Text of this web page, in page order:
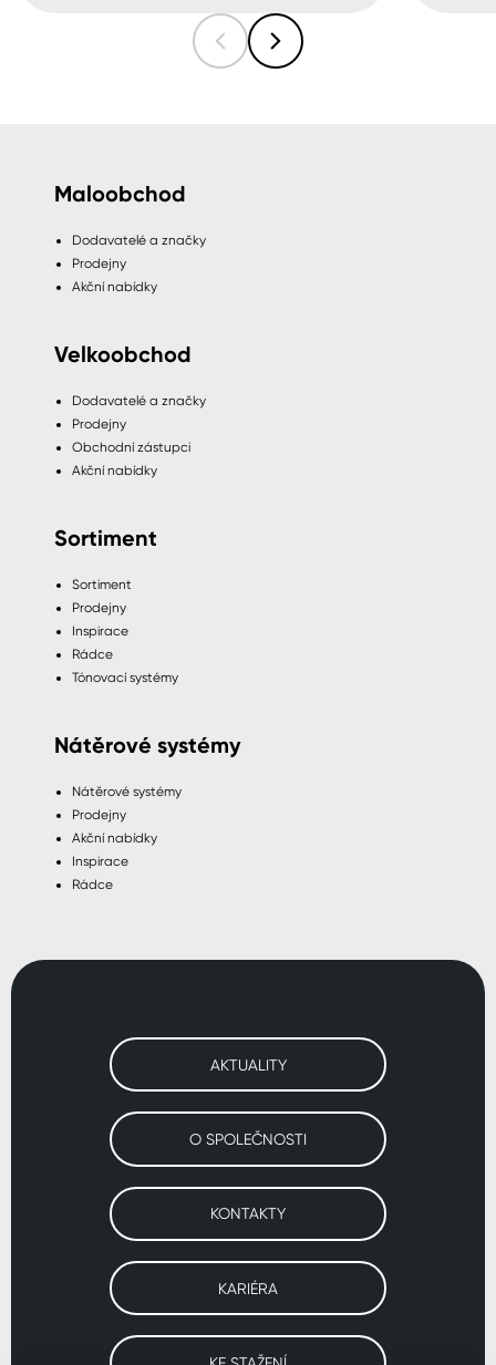
Maloobchod
Dodavatelé a značky
Prodejny
Akční nabídky
Velkoobchod
Dodavatelé a značky
Prodejny
Obchodní zástupci
Akční nabídky
Sortiment
Sortiment
Prodejny
Inspirace
Rádce
Tónovací systémy
Nátěrové systémy
Nátěrové systémy
Prodejny
Akční nabídky
Inspirace
Rádce
AKTUALITY
O SPOLEČNOSTI
KONTAKTY
KARIÉRA